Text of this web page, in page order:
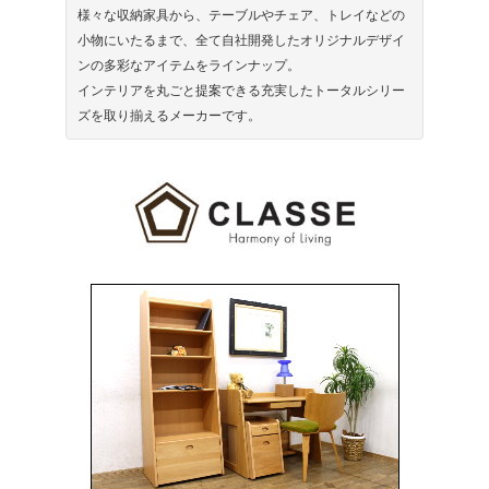
様々な収納家具から、テーブルやチェア、トレイなどの
小物にいたるまで、全て自社開発したオリジナルデザイ
ンの多彩なアイテムをラインナップ。
インテリアを丸ごと提案できる充実したトータルシリー
ズを取り揃えるメーカーです。